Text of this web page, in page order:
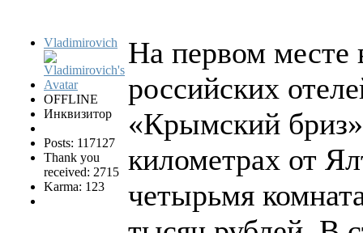
Vladimirovich
OFFLINE
Инквизитор
Posts: 117127
Thank you
received: 2715
Karma: 123
На первом месте
российских
«Крымский
километрах от
четырьмя